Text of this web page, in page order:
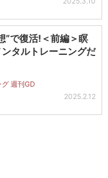
”で復活!＜前編＞瞑
タルトレーニングだ
週刊GD
2025.2.12